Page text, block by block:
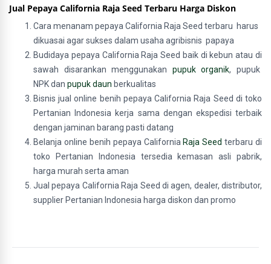
Jual Pepaya California Raja Seed Terbaru Harga Diskon
Cara menanam pepaya California Raja Seed terbaru harus
dikuasai agar sukses dalam usaha agribisnis papaya
Budidaya pepaya California Raja Seed baik di kebun atau di
sawah disarankan menggunakan pupuk organik, pupuk
NPK dan pupuk daun berkualitas
Bisnis jual online benih pepaya California Raja Seed di toko
Pertanian Indonesia kerja sama dengan ekspedisi terbaik
dengan jaminan barang pasti datang
Belanja online benih pepaya California Raja Seed terbaru di
toko Pertanian Indonesia tersedia kemasan asli pabrik,
harga murah serta aman
Jual pepaya California Raja Seed di agen, dealer, distributor,
supplier Pertanian Indonesia harga diskon dan promo